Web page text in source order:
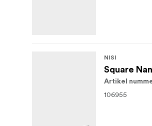
NISI
Square
Artikel
106955